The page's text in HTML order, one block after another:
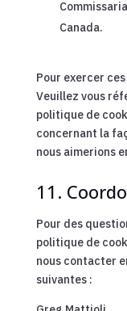
Canada.
Pour exercer
Veuillez vous
politique de
concernant la
nous aimerions
11.
Pour des
politique de
nous contacter
suivantes :